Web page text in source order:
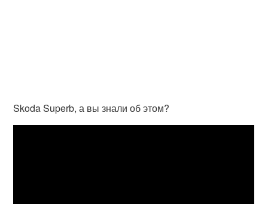
Skoda Superb, а вы знали об этом?